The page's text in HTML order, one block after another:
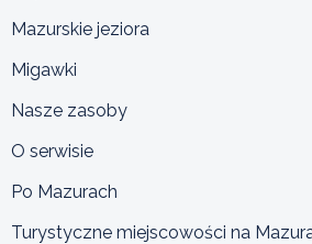
Mazurskie jeziora
Migawki
Nasze zasoby
O serwisie
Po Mazurach
Turystyczne miejscowości na